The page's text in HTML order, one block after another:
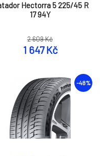
Hectorra 5 225/45 R
17 94Y
2 609 Kč
1 647 Kč
-48%